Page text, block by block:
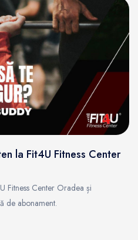
la Fit4U Fitness Center
Fitness Center Oradea și
de abonament.